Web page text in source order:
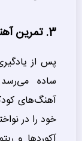
3. تمرین آهنگ‌های ساده:
پس از
ساده
آهنگ‌های
خود را در